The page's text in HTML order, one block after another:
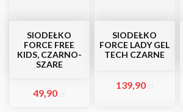
SIODEŁKO
FORCE FREE
KIDS, CZARNO-
SZARE
49,90
SIODEŁKO
FORCE LADY GEL
TECH CZARNE
139,90